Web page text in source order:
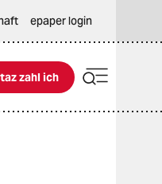
epaper login
ich
taz zahl ich